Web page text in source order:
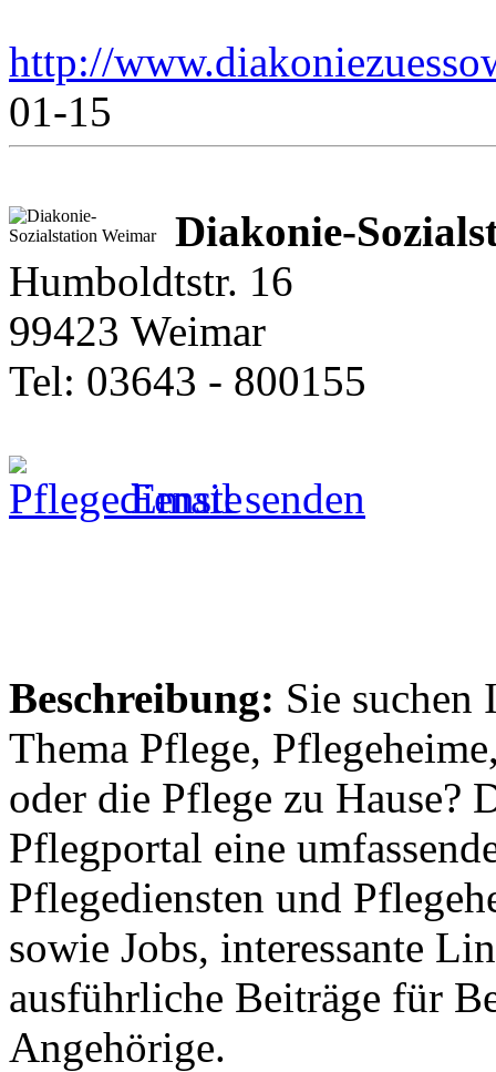
http://
01-15
Diakonie-
Humboldtstr. 16
99423 Weimar
Tel: 03643 - 800155
Email senden
Beschreibung: Sie suchen
Thema Pflege,
oder die Pflege zu Hause?
Pflegportal eine
Pflegediensten und
sowie Jobs, interessante
ausführliche Beiträge für
Angehörige.